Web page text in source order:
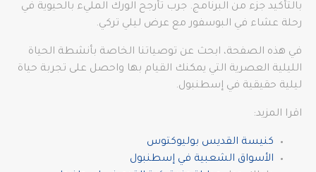
بالتأكيد جزء من البرنامج. جرب تأرجح الورك المليء بالحيوية في
رحلة عشاء في البوسفور مع عرض ليلي تركي.
في هذه الصفحة، ابحث عن توصياتنا الخاصة بأنشطة الحياة
الليلية العصرية التي يمكنك القيام بها واحصل على تجربة حياة
ليلية حقيقية في إسطنبول.
اقرا المزيد:
كنيسة القديس بوليوكتوس
الأسواق الشعبية في إسطنبول